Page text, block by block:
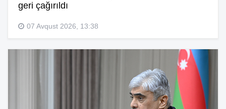
geri çağırıldı
07 Avqust 2026, 13:38